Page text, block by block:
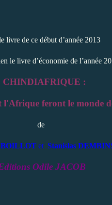
livre de ce début d’année 2013
le livre d’économie de l’année
CHINDIAFRIQUE :
feront le monde
de
BOILLOT et Stanislas
Odile JACOB